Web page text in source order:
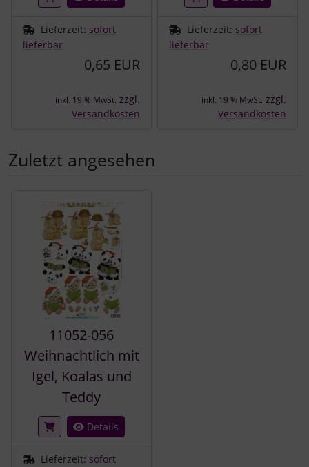
Lieferzeit: sofort
lieferbar
0,65 EUR
inkl. 19 % MwSt. zzgl.
Versandkosten
Lieferzeit: sofort
lieferbar
0,80 EUR
inkl. 19 % MwSt. zzgl.
Versandkosten
Zuletzt angesehen
11052-056
Weihnachtlich mit
Igel, Koalas und
Teddy
Details
Lieferzeit: sofort